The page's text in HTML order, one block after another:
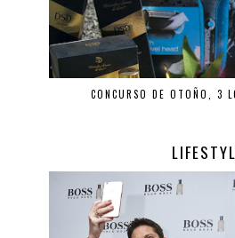
CONCURSO DE OTOÑO, 3